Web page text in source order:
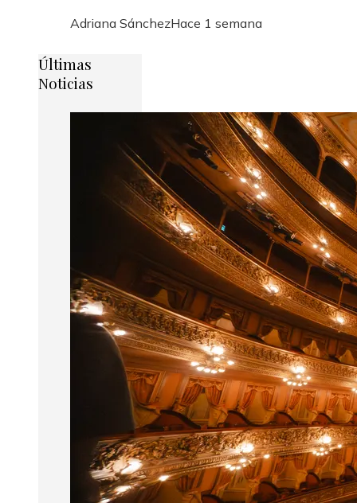
Adriana SánchezHace 1 semana
Últimas
Noticias